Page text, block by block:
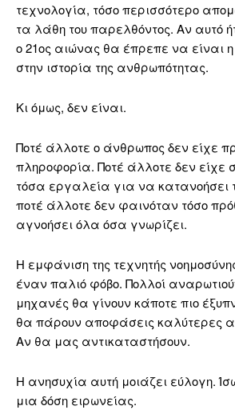
τεχνολογία, τόσο περισσότερο
τα λάθη του παρελθόντος. Αν αυτό
ο 21ος αιώνας θα έπρεπε να είναι η
στην ιστορία της ανθρωπότητας.
Κι όμως, δεν είναι.
Ποτέ άλλοτε ο άνθρωπος δεν είχε
πληροφορία. Ποτέ άλλοτε δεν είχε
τόσα εργαλεία για να κατανοήσει
ποτέ άλλοτε δεν φαινόταν τόσο
αγνοήσει όλα όσα γνωρίζει.
Η εμφάνιση της τεχνητής
έναν παλιό φόβο. Πολλοί
μηχανές θα γίνουν κάποτε πιο
θα πάρουν αποφάσεις καλύτερες
Αν θα μας αντικαταστήσουν.
Η ανησυχία αυτή μοιάζει εύλογη.
μια δόση ειρωνείας.